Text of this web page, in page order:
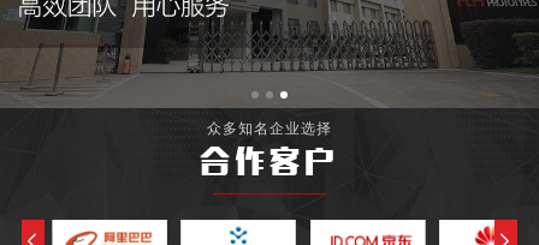
众多知名企业选择
合作客户